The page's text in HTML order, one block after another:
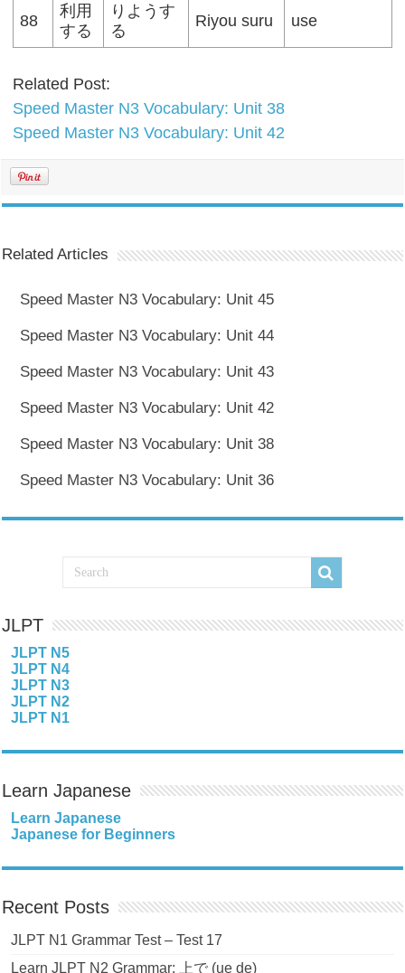
88
利用
する
りようす
る
Riyou suru use
Related Post:
Speed Master N3 Vocabulary: Unit 38
Speed Master N3 Vocabulary: Unit 42
Related Articles
Speed Master N3 Vocabulary: Unit 45
Speed Master N3 Vocabulary: Unit 44
Speed Master N3 Vocabulary: Unit 43
Speed Master N3 Vocabulary: Unit 42
Speed Master N3 Vocabulary: Unit 38
Speed Master N3 Vocabulary: Unit 36
JLPT
JLPT N5
JLPT N4
JLPT N3
JLPT N2
JLPT N1
Learn Japanese
Learn Japanese
Japanese for Beginners
Recent Posts
JLPT N1 Grammar Test – Test 17
Learn JLPT N2 Grammar: 上で (ue de)